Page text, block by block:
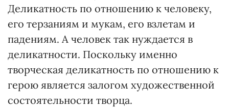
Деликатность по отношению к человеку,
его терзаниям и мукам, его взлетам и
падениям. А человек так нуждается в
деликатности. Поскольку именно
творческая деликатность по отношению к
герою является залогом художественной
состоятельности творца.